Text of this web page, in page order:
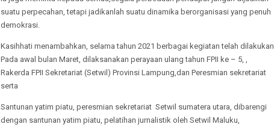
suatu perpecahan, tetapi jadikanlah suatu dinamika berorganisasi yang penuh
demokrasi.
Kasihhati menambahkan, selama tahun 2021 berbagai kegiatan telah
Pada awal bulan Maret, dilaksanakan perayaan ulang tahun FPII ke – 5, ,
Rakerda FPII Sekretariat (Setwil) Provinsi Lampung,dan Peresmian sekretariat
serta
Santunan yatim piatu, peresmian sekretariat Setwil sumatera utara, dibarengi
dengan santunan yatim piatu, pelatihan jurnalistik oleh Setwil Maluku,